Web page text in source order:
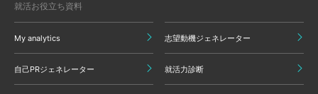
就活お役立ち資料
My analytics 志望動機ジェネレーター
自己PRジェネレーター 就活力診断